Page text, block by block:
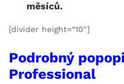
měsíců.
[divider height=“10″]
Podrobný
Professional